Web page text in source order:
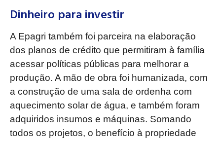
Dinheiro para investir
A Epagri também foi parceira na elaboração
dos planos de crédito que permitiram à família
acessar políticas públicas para melhorar a
produção. A mão de obra foi humanizada, com
a construção de uma sala de ordenha com
aquecimento solar de água, e também foram
adquiridos insumos e máquinas. Somando
todos os projetos, o benefício à propriedade